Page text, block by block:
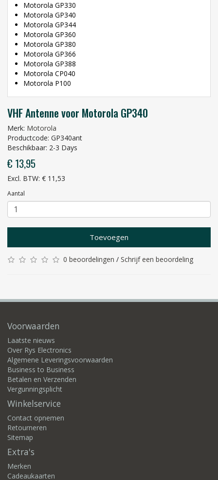
Motorola GP330
Motorola GP340
Motorola GP344
Motorola GP360
Motorola GP380
Motorola GP366
Motorola GP388
Motorola CP040
Motorola P100
VHF Antenne voor Motorola GP340
Merk: Motorola
Productcode: GP340ant
Beschikbaar: 2-3 Days
€ 13,95
Excl. BTW: € 11,53
Aantal
Toevoegen
0 beoordelingen / Schrijf een beoordeling
Voorwaarden
Laatste nieuws
Over Rys Electronics
Algemene Leveringsvoorwaarden
Business to Business
Betalen en Verzenden
Vergunningsplicht
Winkelservice
Contact opnemen
Retourneren
Sitemap
Extra's
Merken
Cadeaukaarten